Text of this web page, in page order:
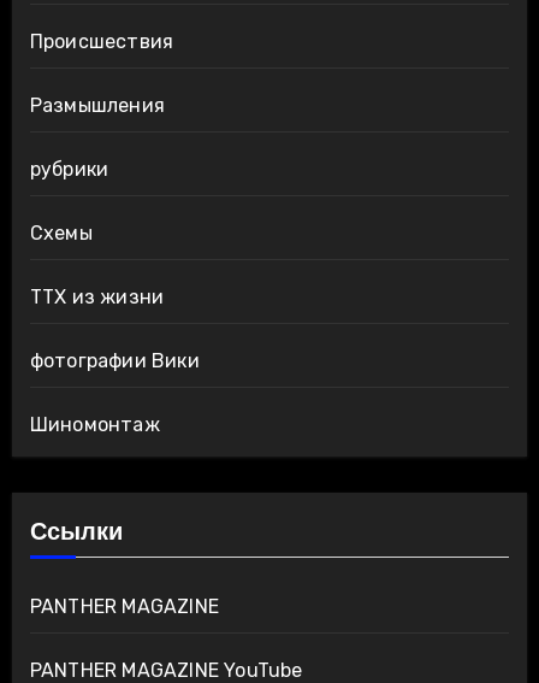
Происшествия
Размышления
рубрики
Схемы
ТТХ из жизни
фотографии Вики
Шиномонтаж
Ссылки
PANTHER MAGAZINE
PANTHER MAGAZINE YouTube